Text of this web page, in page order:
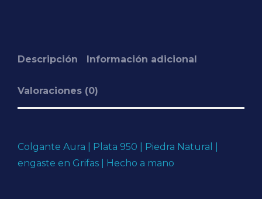
Descripción Información adicional
Valoraciones (0)
Colgante Aura | Plata 950 | Piedra Natural |
engaste en Grifas | Hecho a mano